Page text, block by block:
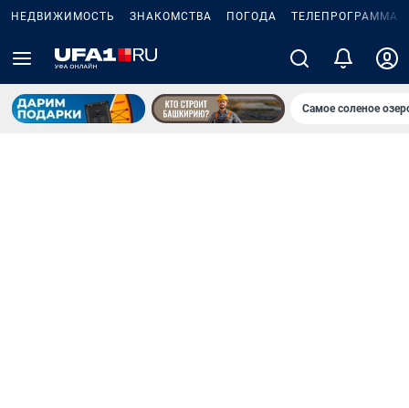
НЕДВИЖИМОСТЬ ЗНАКОМСТВА ПОГОДА ТЕЛЕПРОГРАММА
Самое соленое